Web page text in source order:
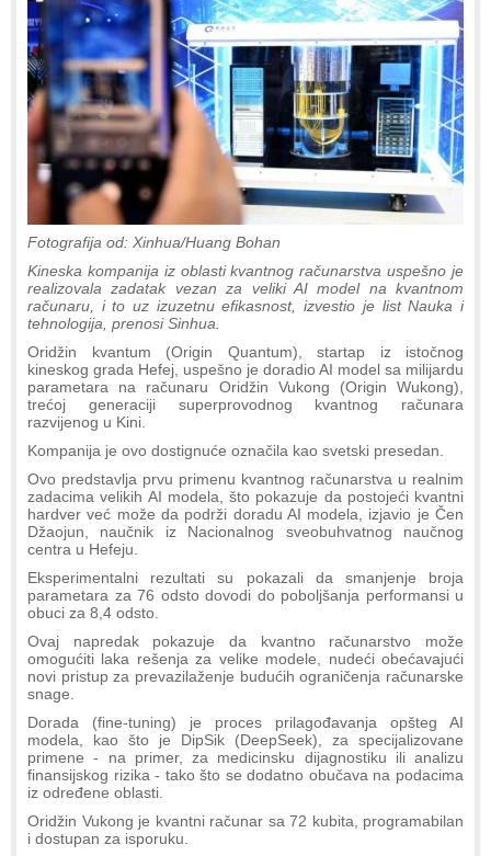
Fotografija od: Xinhua/Huang Bohan
Kineska kompanija iz oblasti kvantnog računarstva uspešno je
realizovala zadatak vezan za veliki AI model na kvantnom
računaru, i to uz izuzetnu efikasnost, izvestio je list Nauka i
tehnologija, prenosi Sinhua.
Oridžin kvantum (Origin Quantum), startap iz istočnog
kineskog grada Hefej, uspešno je doradio AI model sa milijardu
parametara na računaru Oridžin Vukong (Origin Wukong),
trećoj generaciji superprovodnog kvantnog računara
razvijenog u Kini.
Kompanija je ovo dostignuće označila kao svetski presedan.
Ovo predstavlja prvu primenu kvantnog računarstva u realnim
zadacima velikih AI modela, što pokazuje da postojeći kvantni
hardver već može da podrži doradu AI modela, izjavio je Čen
Džaojun, naučnik iz Nacionalnog sveobuhvatnog naučnog
centra u Hefeju.
Eksperimentalni rezultati su pokazali da smanjenje broja
parametara za 76 odsto dovodi do poboljšanja performansi u
obuci za 8,4 odsto.
Ovaj napredak pokazuje da kvantno računarstvo može
omogućiti laka rešenja za velike modele, nudeći obećavajući
novi pristup za prevazilaženje budućih ograničenja računarske
snage.
Dorada (fine-tuning) je proces prilagođavanja opšteg AI
modela, kao što je DipSik (DeepSeek), za specijalizovane
primene - na primer, za medicinsku dijagnostiku ili analizu
finansijskog rizika - tako što se dodatno obučava na podacima
iz određene oblasti.
Oridžin Vukong je kvantni računar sa 72 kubita, programabilan
i dostupan za isporuku.